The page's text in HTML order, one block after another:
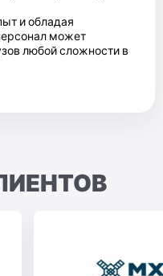
и обладая
может
любой сложности в